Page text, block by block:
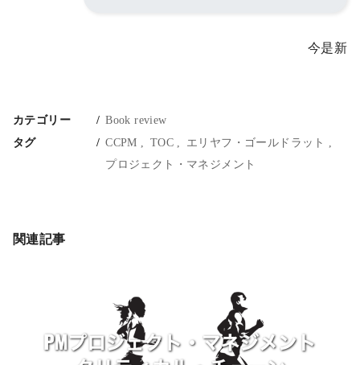
今是新
カテゴリー
Book review
タグ
CCPM TOC
エリヤフ・ゴールドラット
プロジェクト・マネジメント
関連記事